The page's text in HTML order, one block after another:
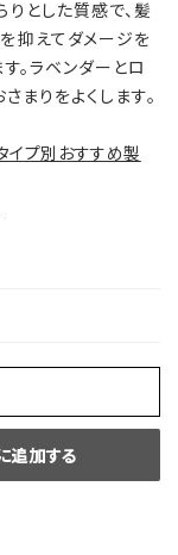
とした質感で、髪
抑えてダメージを
。ラベンダーとロ
まりをよくします。
イプ別おすすめ製
追加する